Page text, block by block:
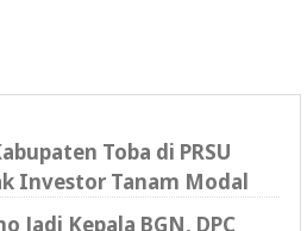
Toba di PRSU
Investor Tanam Modal
Jadi Kepala BGN, DPC